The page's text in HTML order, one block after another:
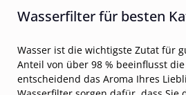
Wasserfilter für besten
Wasser ist die wichtigste Zutat für
Anteil von über 98 % beeinflusst
entscheidend das Aroma Ihres